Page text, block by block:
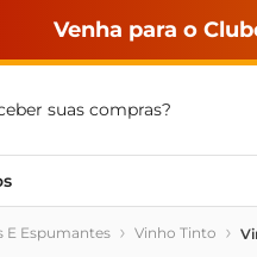
Venha para o
suas compras?
E Espumantes Vinho Tinto